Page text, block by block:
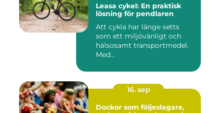
Leasa cykel: En praktisk
lösning för pendlaren
Att cykla har länge setts
som ett miljövänligt och
hälsosamt transportmedel.
Med...
16. sep
Dockor som följeslagare,